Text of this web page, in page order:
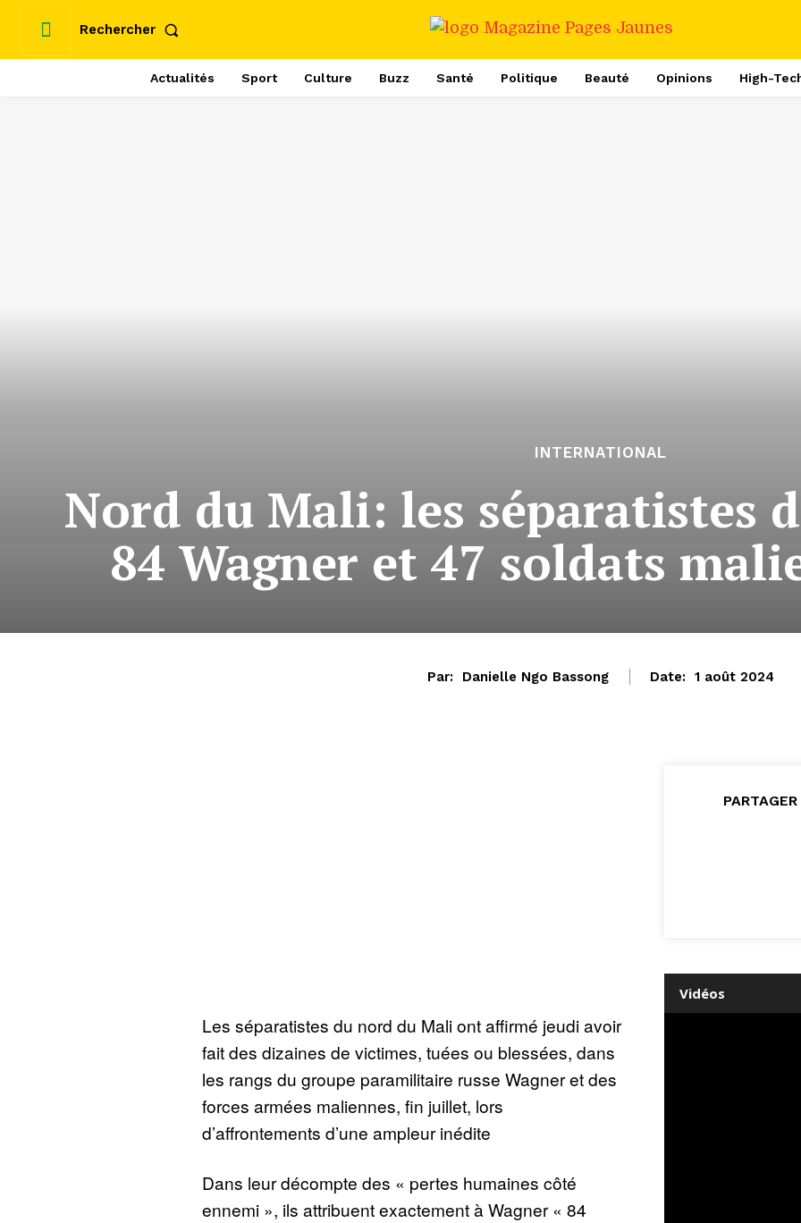
Rechercher
Actualités Sport Culture Buzz Santé Politique Beauté Opinions High-
INTERNATIONAL
Nord du Mali: les séparatistes
84 Wagner et 47 soldats
Par: Danielle Ngo Bassong Date: 1 août 2024
Les séparatistes du nord du Mali ont affirmé jeudi avoir
fait des dizaines de victimes, tuées ou blessées, dans
les rangs du groupe paramilitaire russe Wagner et des
forces armées maliennes, fin juillet, lors
d’affrontements d’une ampleur inédite
Dans leur décompte des « pertes humaines côté
ennemi », ils attribuent exactement à Wagner « 84
PARTAGER
Vidéos